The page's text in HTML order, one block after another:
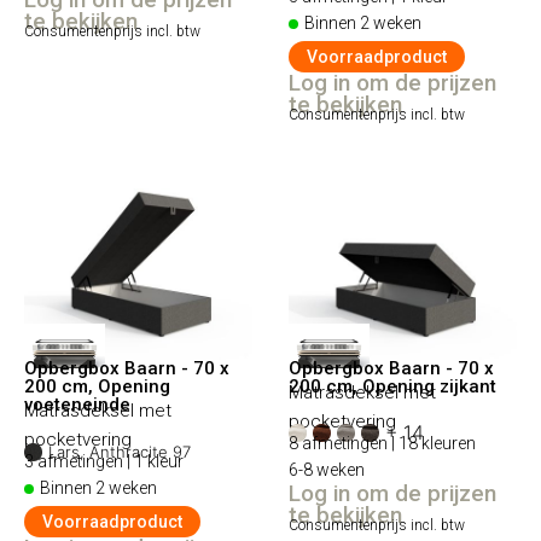
te bekijken
Consumentenprijs incl. btw
Binnen 2 weken
Voorraadproduct
Log in om de prijzen
te bekijken
Consumentenprijs incl. btw
Opbergbox Baarn - 70 x
200 cm, Opening
voeteneinde
Matrasdeksel met
pocketvering
Lars, Anthracite 97
3 afmetingen | 1 kleur
Binnen 2 weken
Voorraadproduct
Opbergbox Baarn - 70 x
200 cm, Opening zijkant
Matrasdeksel met
pocketvering+ 14
8 afmetingen | 18 kleuren
6-8 weken
Log in om de prijzen
te bekijken
Consumentenprijs incl. btw